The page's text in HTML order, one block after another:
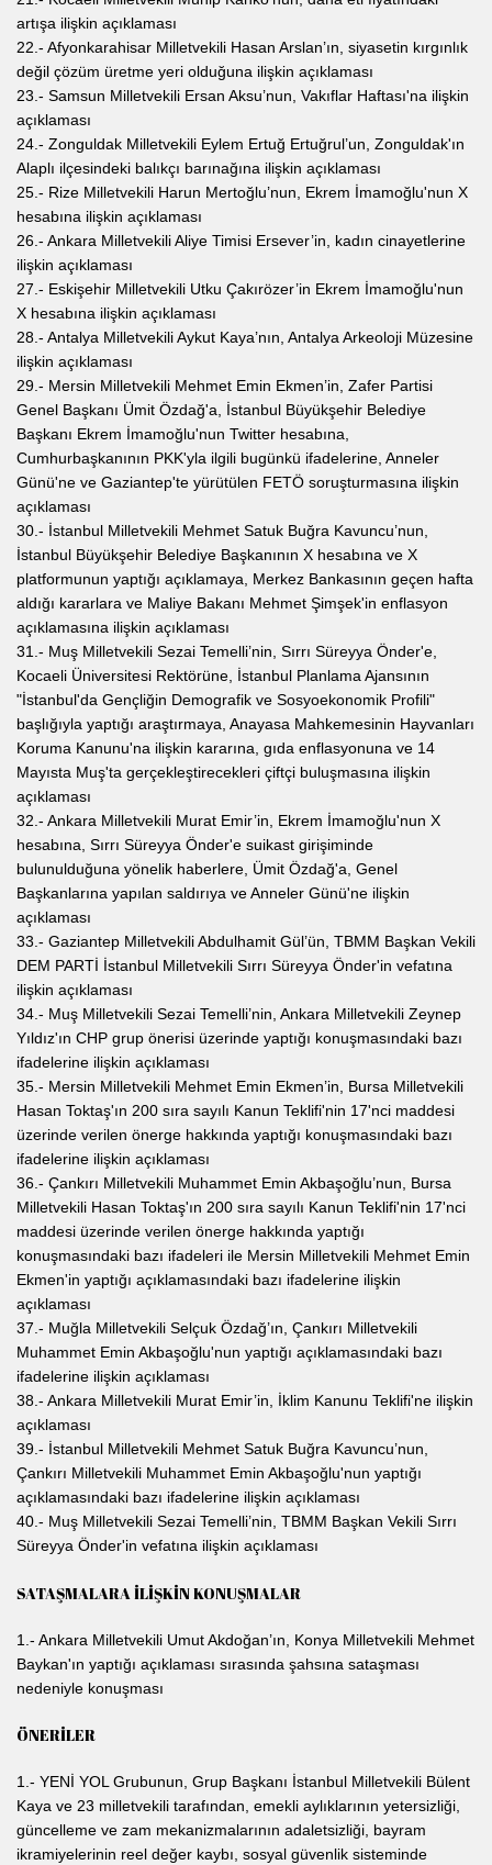
artışa ilişkin açıklaması
22.- Afyonkarahisar Milletvekili Hasan Arslan’ın, siyasetin kırgınlık
değil çözüm üretme yeri olduğuna ilişkin açıklaması
23.- Samsun Milletvekili Ersan Aksu’nun, Vakıflar Haftası'na ilişkin
açıklaması
24.- Zonguldak Milletvekili Eylem Ertuğ Ertuğrul’un, Zonguldak'ın
Alaplı ilçesindeki balıkçı barınağına ilişkin açıklaması
25.- Rize Milletvekili Harun Mertoğlu’nun, Ekrem İmamoğlu'nun X
hesabına ilişkin açıklaması
26.- Ankara Milletvekili Aliye Timisi Ersever’in, kadın cinayetlerine
ilişkin açıklaması
27.- Eskişehir Milletvekili Utku Çakırözer’in Ekrem İmamoğlu'nun
X hesabına ilişkin açıklaması
28.- Antalya Milletvekili Aykut Kaya’nın, Antalya Arkeoloji Müzesine
ilişkin açıklaması
29.- Mersin Milletvekili Mehmet Emin Ekmen’in, Zafer Partisi
Genel Başkanı Ümit Özdağ'a, İstanbul Büyükşehir Belediye
Başkanı Ekrem İmamoğlu'nun Twitter hesabına,
Cumhurbaşkanının PKK'yla ilgili bugünkü ifadelerine, Anneler
Günü'ne ve Gaziantep'te yürütülen FETÖ soruşturmasına ilişkin
açıklaması
30.- İstanbul Milletvekili Mehmet Satuk Buğra Kavuncu’nun,
İstanbul Büyükşehir Belediye Başkanının X hesabına ve X
platformunun yaptığı açıklamaya, Merkez Bankasının geçen hafta
aldığı kararlara ve Maliye Bakanı Mehmet Şimşek'in enflasyon
açıklamasına ilişkin açıklaması
31.- Muş Milletvekili Sezai Temelli’nin, Sırrı Süreyya Önder'e,
Kocaeli Üniversitesi Rektörüne, İstanbul Planlama Ajansının
"İstanbul'da Gençliğin Demografik ve Sosyoekonomik Profili"
başlığıyla yaptığı araştırmaya, Anayasa Mahkemesinin Hayvanları
Koruma Kanunu'na ilişkin kararına, gıda enflasyonuna ve 14
Mayısta Muş'ta gerçekleştirecekleri çiftçi buluşmasına ilişkin
açıklaması
32.- Ankara Milletvekili Murat Emir’in, Ekrem İmamoğlu'nun X
hesabına, Sırrı Süreyya Önder'e suikast girişiminde
bulunulduğuna yönelik haberlere, Ümit Özdağ'a, Genel
Başkanlarına yapılan saldırıya ve Anneler Günü'ne ilişkin
açıklaması
33.- Gaziantep Milletvekili Abdulhamit Gül’ün, TBMM Başkan Vekili
DEM PARTİ İstanbul Milletvekili Sırrı Süreyya Önder'in vefatına
ilişkin açıklaması
34.- Muş Milletvekili Sezai Temelli’nin, Ankara Milletvekili Zeynep
Yıldız'ın CHP grup önerisi üzerinde yaptığı konuşmasındaki bazı
ifadelerine ilişkin açıklaması
35.- Mersin Milletvekili Mehmet Emin Ekmen’in, Bursa Milletvekili
Hasan Toktaş'ın 200 sıra sayılı Kanun Teklifi'nin 17'nci maddesi
üzerinde verilen önerge hakkında yaptığı konuşmasındaki bazı
ifadelerine ilişkin açıklaması
36.- Çankırı Milletvekili Muhammet Emin Akbaşoğlu’nun, Bursa
Milletvekili Hasan Toktaş'ın 200 sıra sayılı Kanun Teklifi'nin 17'nci
maddesi üzerinde verilen önerge hakkında yaptığı
konuşmasındaki bazı ifadeleri ile Mersin Milletvekili Mehmet Emin
Ekmen'in yaptığı açıklamasındaki bazı ifadelerine ilişkin
açıklaması
37.- Muğla Milletvekili Selçuk Özdağ’ın, Çankırı Milletvekili
Muhammet Emin Akbaşoğlu'nun yaptığı açıklamasındaki bazı
ifadelerine ilişkin açıklaması
38.- Ankara Milletvekili Murat Emir’in, İklim Kanunu Teklifi'ne ilişkin
açıklaması
39.- İstanbul Milletvekili Mehmet Satuk Buğra Kavuncu’nun,
Çankırı Milletvekili Muhammet Emin Akbaşoğlu'nun yaptığı
açıklamasındaki bazı ifadelerine ilişkin açıklaması
40.- Muş Milletvekili Sezai Temelli’nin, TBMM Başkan Vekili Sırrı
Süreyya Önder'in vefatına ilişkin açıklaması
SATAŞMALARA İLİŞKİN KONUŞMALAR
1.- Ankara Milletvekili Umut Akdoğan’ın, Konya Milletvekili Mehmet
Baykan'ın yaptığı açıklaması sırasında şahsına sataşması
nedeniyle konuşması
ÖNERİLER
1.- YENİ YOL Grubunun, Grup Başkanı İstanbul Milletvekili Bülent
Kaya ve 23 milletvekili tarafından, emekli aylıklarının yetersizliği,
güncelleme ve zam mekanizmalarının adaletsizliği, bayram
ikramiyelerinin reel değer kaybı, sosyal güvenlik sisteminde